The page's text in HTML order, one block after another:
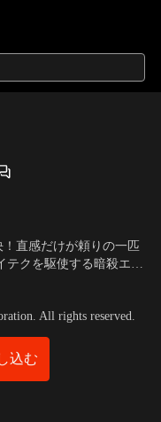
直感だけが頼りの一匹
テクを駆使する暗殺エー
All rights reserved.
込む